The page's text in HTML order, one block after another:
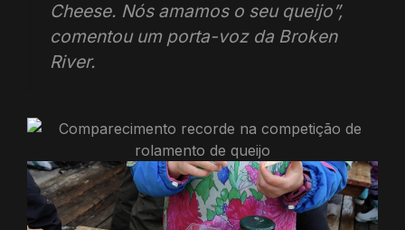
Cheese. Nós amamos o seu queijo”,
comentou um porta-voz da Broken
River.